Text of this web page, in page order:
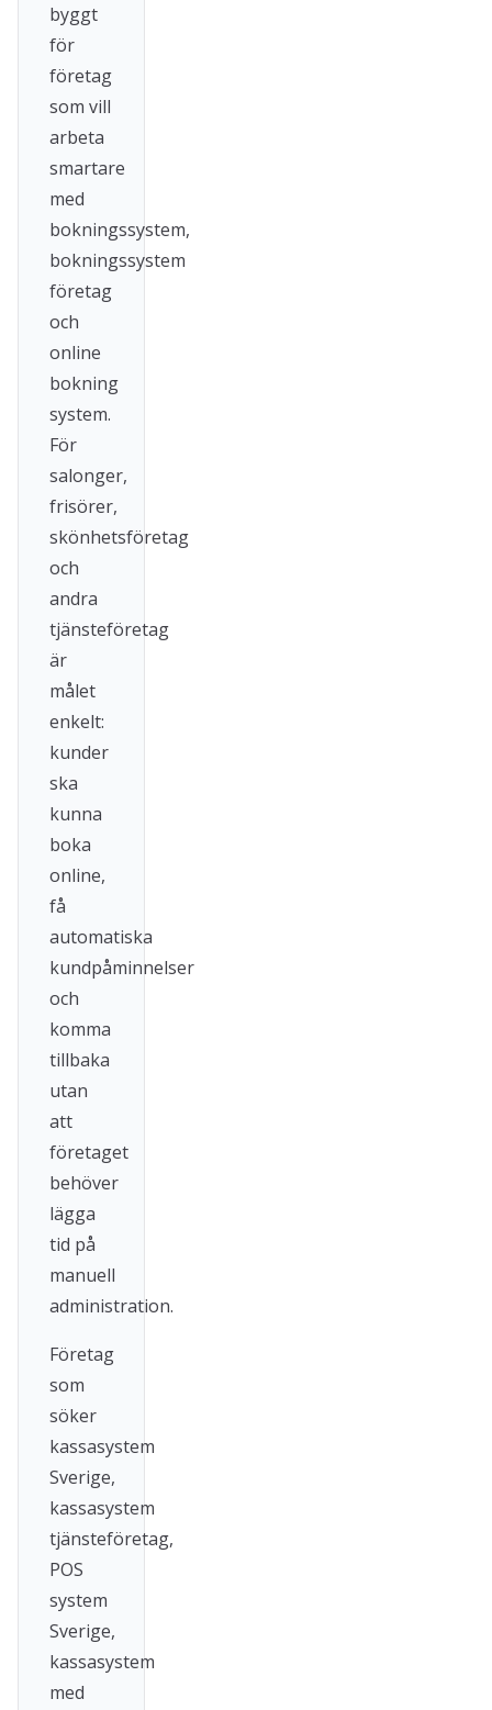
byggt
för
företag
som vill
arbeta
smartare
med
bokningssystem,
bokningssystem
företag
och
online
bokning
system.
För
salonger,
frisörer,
skönhetsföretag
och
andra
tjänsteföretag
är
målet
enkelt:
kunder
ska
kunna
boka
online,
få
automatiska
kundpåminnelser
och
komma
tillbaka
utan
att
företaget
behöver
lägga
tid på
manuell
administration.
Företag
som
söker
kassasystem
Sverige,
kassasystem
tjänsteföretag,
POS
system
Sverige,
kassasystem
med